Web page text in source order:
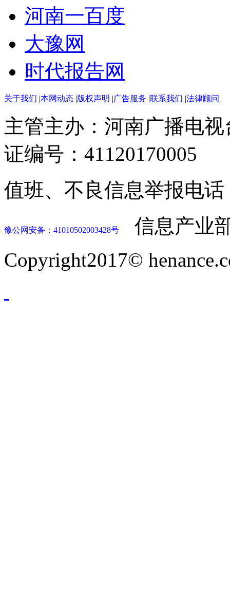
河南一百度
大豫网
时代报告网
关于我们 本网动态 版权声明 广告服务 联系我们 法律顾问
主管主办：河南广播电
证编号：41120170005
值班、不良信息举报电话
豫公网安备：41010502003428号
信息产业
Copyright2017©